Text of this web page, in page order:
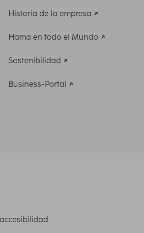
Historia de la empresa
Hama en todo el Mundo
Sostenibilidad
Business-Portal